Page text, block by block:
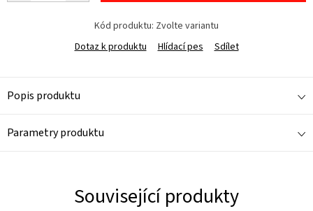
Kód produktu: Zvolte variantu
Dotaz k produktu
Hlídací pes Sdílet
Popis produktu
Parametry produktu
Související produkty